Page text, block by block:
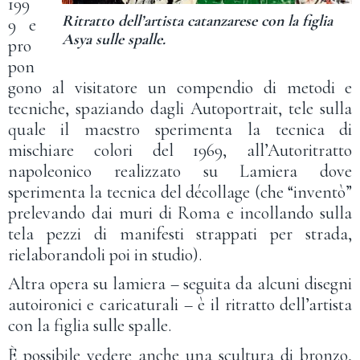
Ritratto dell’artista catanzarese con la figlia
Asya sulle spalle.
9 e
pro
pon
gono al visitatore un compendio di metodi e
tecniche, spaziando dagli Autoportrait, tele sulla
quale il maestro sperimenta la tecnica di
mischiare colori del 1969, all’Autoritratto
napoleonico realizzato su Lamiera dove
sperimenta la tecnica del décollage (che “inventò”
prelevando dai muri di Roma e incollando sulla
tela pezzi di manifesti strappati per strada,
rielaborandoli poi in studio).
Altra opera su lamiera – seguita da alcuni disegni
autoironici e caricaturali – è il ritratto dell’artista
con la figlia sulle spalle.
È possibile vedere anche una scultura di bronzo,